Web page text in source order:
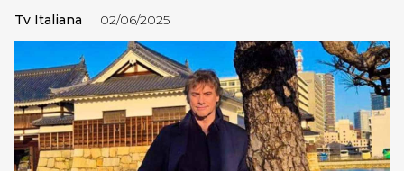
Tv Italiana 02/06/2025